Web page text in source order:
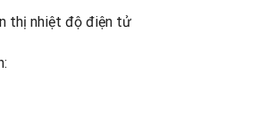
thị nhiệt độ điện tử